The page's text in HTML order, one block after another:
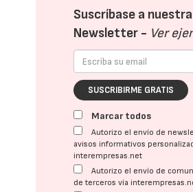
Suscríbase a nuestra
Newsletter - Ver
SUSCRIBIRME GRATIS
Marcar todos
Autorizo el envío de
avisos informativos
interempresas.net
Autorizo el envío de
de terceros vía